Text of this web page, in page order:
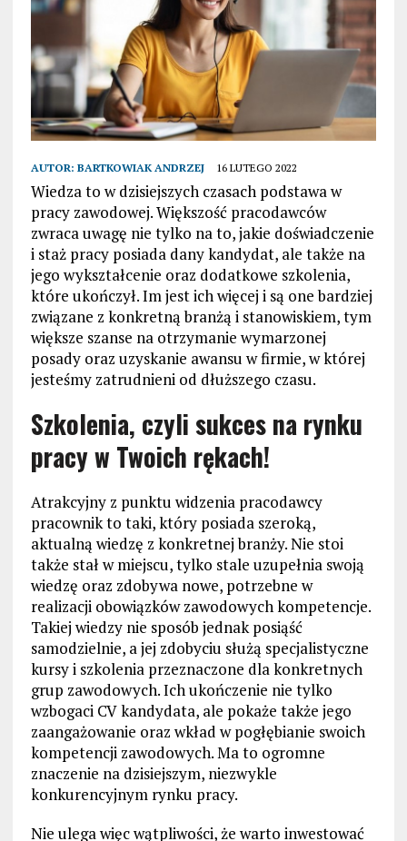
AUTOR: BARTKOWIAK ANDRZEJ 16 LUTEGO 2022
Wiedza to w dzisiejszych czasach podstawa w
pracy zawodowej. Większość pracodawców
zwraca uwagę nie tylko na to, jakie doświadczenie
i staż pracy posiada dany kandydat, ale także na
jego wykształcenie oraz dodatkowe szkolenia,
które ukończył. Im jest ich więcej i są one bardziej
związane z konkretną branżą i stanowiskiem, tym
większe szanse na otrzymanie wymarzonej
posady oraz uzyskanie awansu w firmie, w której
jesteśmy zatrudnieni od dłuższego czasu.
Szkolenia, czyli sukces na rynku
pracy w Twoich rękach!
Atrakcyjny z punktu widzenia pracodawcy
pracownik to taki, który posiada szeroką,
aktualną wiedzę z konkretnej branży. Nie stoi
także stał w miejscu, tylko stale uzupełnia swoją
wiedzę oraz zdobywa nowe, potrzebne w
realizacji obowiązków zawodowych kompetencje.
Takiej wiedzy nie sposób jednak posiąść
samodzielnie, a jej zdobyciu służą specjalistyczne
kursy i szkolenia przeznaczone dla konkretnych
grup zawodowych. Ich ukończenie nie tylko
wzbogaci CV kandydata, ale pokaże także jego
zaangażowanie oraz wkład w pogłębianie swoich
kompetencji zawodowych. Ma to ogromne
znaczenie na dzisiejszym, niezwykle
konkurencyjnym rynku pracy.
Nie ulega więc wątpliwości, że warto inwestować